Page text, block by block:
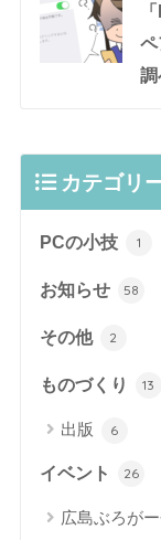
ペ
調
カテゴリ
PCの小技 1
お知らせ 58
その他 2
ものづくり 13
出版 6
イベント 26
広島ぶろが